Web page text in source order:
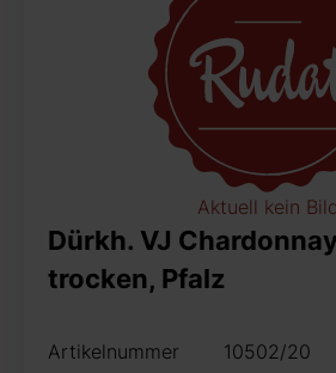
Aktuell kein Bild
Dürkh. VJ
trocken, Pfalz
Artikelnummer 10502/20